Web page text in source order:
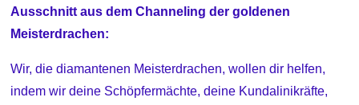
Ausschnitt aus dem Channeling der goldenen
Meisterdrachen:
Wir, die diamantenen Meisterdrachen, wollen dir helfen,
indem wir deine Schöpfermächte, deine Kundalinikräfte,